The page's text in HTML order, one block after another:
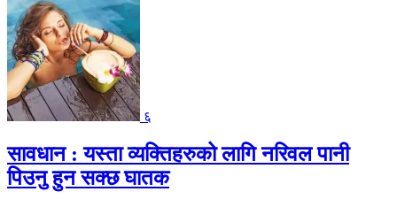
६
सावधान : यस्ता व्यक्तिहरुको लागि नरिवल पानी
पिउनु हुन सक्छ घातक